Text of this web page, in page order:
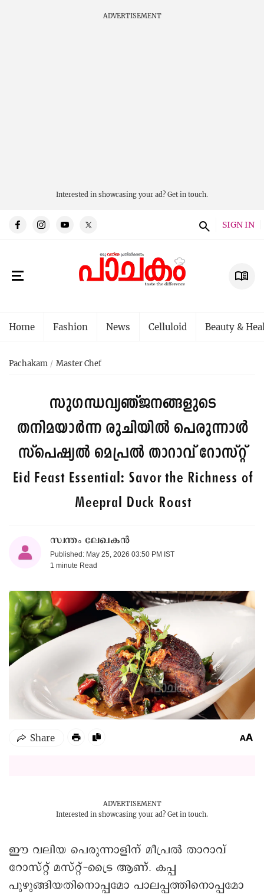
ADVERTISEMENT
Interested in showcasing your ad? Get in touch.
SIGN IN
Home Fashion News Celluloid Beauty &
Pachakam Master Chef
സുഗന്ധവ്യഞ്ജനങ്ങളുടെ
തനിമയാർന്ന രുചിയിൽ പെരുന്നാൾ
സ്പെഷ്യൽ മെപ്രൽ താറാവ് റോസ്റ്റ്
Eid Feast Essential: Savor the Richness of
Meepral Duck Roast
സ്വന്തം ലേഖകൻ
Published: May 25, 2026 03:50 PM IST
1 minute Read
ADVERTISEMENT
Interested in showcasing your ad? Get in touch.
ഈ വലിയ പെരുന്നാളിന് മീപ്രൽ താറാവ്
റോസ്റ്റ് മസ്റ്റ്-ട്രൈ ആണ്. കപ്പ
പുഴുങ്ങിയതിനൊപ്പമോ പാലപ്പത്തിനൊപ്പമോ